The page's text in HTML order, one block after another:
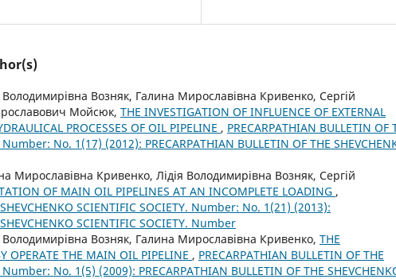
Возняк, Галина Мирославівна Кривенко, Сергій
Мойсюк, THE INVESTIGATION OF INFLUENCE OF EXTERNAL
PROCESSES OF OIL PIPELINE , PRECARPATHIAN BULLETIN OF
Number: No. 1(17) (2012): PRECARPATHIAN BULLETIN OF THE
Мирославівна Кривенко, Лідія Володимирівна Возняк, Сергій
OF MAIN OIL PIPELINES AT AN INCOMPLETE LOADING ,
SCIENTIFIC SOCIETY. Number: No. 1(21) (2013):
SCIENTIFIC SOCIETY. Number
Возняк, Галина Мирославівна Кривенко, THE
OPERATE THE MAIN OIL PIPELINE , PRECARPATHIAN BULLETIN OF THE
No. 1(5) (2009): PRECARPATHIAN BULLETIN OF THE